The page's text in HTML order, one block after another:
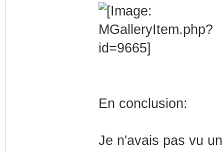
En conclusion:
Je n'avais pas vu